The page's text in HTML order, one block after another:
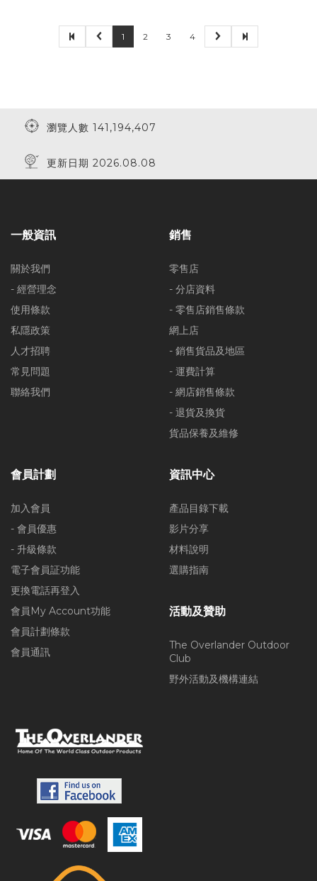
1 2 3 4
瀏覽人數 141,194,407
更新日期 2026.08.08
一般資訊
關於我們
- 經營理念
使用條款
私隱政策
人才招聘
常見問題
聯絡我們
銷售
零售店
- 分店資料
- 零售店銷售條款
網上店
- 銷售貨品及地區
- 運費計算
- 網店銷售條款
- 退貨及換貨
貨品保養及維修
會員計劃
加入會員
- 會員優惠
- 升級條款
電子會員証功能
更換電話再登入
會員My Account功能
會員計劃條款
會員通訊
資訊中心
產品目錄下載
影片分享
材料說明
選購指南
活動及贊助
The Overlander Outdoor
Club
野外活動及機構連結